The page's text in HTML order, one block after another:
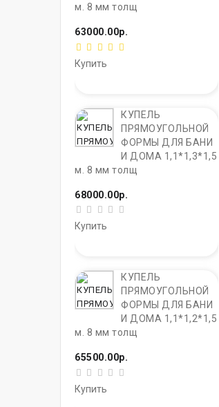
м. 8 мм толщ
63000.00р.
Купить
КУПЕЛЬ
ПРЯМОУГОЛЬНОЙ
ФОРМЫ ДЛЯ БАНИ
И ДОМА 1,1*1,3*1,5
м. 8 мм толщ
68000.00р.
Купить
КУПЕЛЬ
ПРЯМОУГОЛЬНОЙ
ФОРМЫ ДЛЯ БАНИ
И ДОМА 1,1*1,2*1,5
м. 8 мм толщ
65500.00р.
Купить